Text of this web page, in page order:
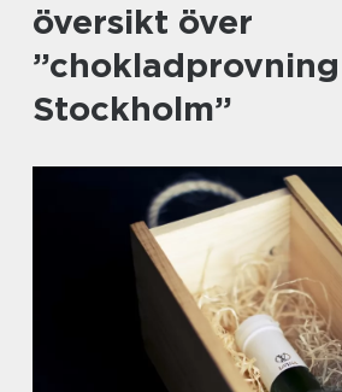
översikt över
”chokladprovning
Stockholm”